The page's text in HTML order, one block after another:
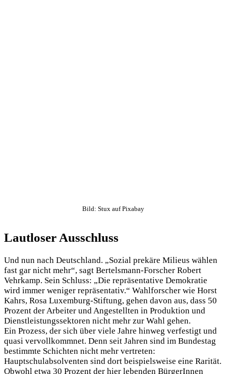
Bild: Stux auf Pixabay
Lautloser Ausschluss
Und nun nach Deutschland. „Sozial prekäre Milieus wählen
fast gar nicht mehr“, sagt Bertelsmann-Forscher Robert
Vehrkamp. Sein Schluss: „Die repräsentative Demokratie
wird immer weniger repräsentativ.“ Wahlforscher wie Horst
Kahrs, Rosa Luxemburg-Stiftung, gehen davon aus, dass 50
Prozent der Arbeiter und Angestellten in Produktion und
Dienstleistungssektoren nicht mehr zur Wahl gehen.
Ein Prozess, der sich über viele Jahre hinweg verfestigt und
quasi vervollkommnet. Denn seit Jahren sind im Bundestag
bestimmte Schichten nicht mehr vertreten:
Hauptschulabsolventen sind dort beispielsweise eine Rarität.
Obwohl etwa 30 Prozent der hier lebenden BürgerInnen